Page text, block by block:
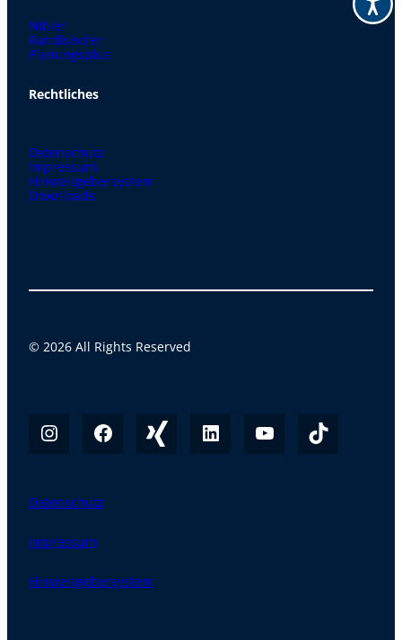
Nibler
Randlshofer
Planungsplus
Rechtliches
Datenschutz
Impressum
Hinweisgebersystem
Downloads
© 2026 All Rights Reserved
Datenschutz
Impressum
Hinweisgebersystem